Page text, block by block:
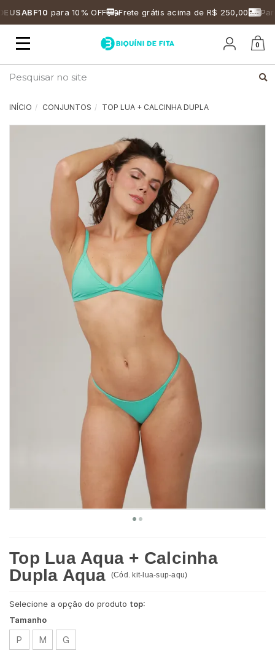
para 10% OFF Frete grátis acima de R$ 250,00
Mudar
0
INÍCIO CONJUNTOS TOP LUA + CALCINHA DUPLA
Top Lua Aqua + Calcinha
Dupla Aqua
(Cód. kit-lua-sup-aqu)
Selecione a opção do produto top:
Tamanho
P M G